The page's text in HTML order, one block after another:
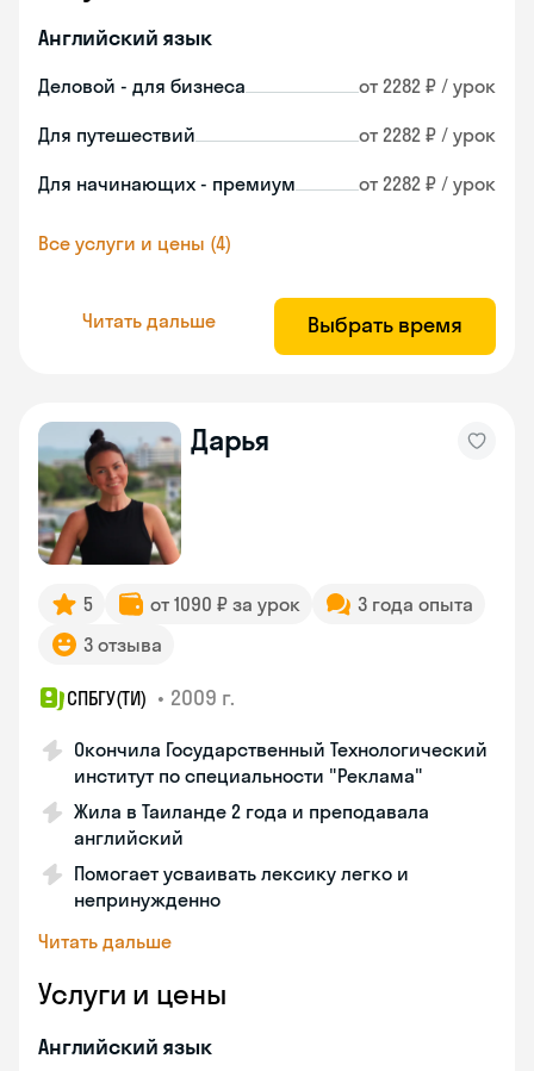
Английский язык
Деловой - для бизнеса от 2282 ₽ / урок
Для путешествий от 2282 ₽ / урок
Для начинающих - премиум от 2282 ₽ / урок
Все услуги и цены (4)
Читать дальше Выбрать время
Дарья
5 от 1090 ₽ за урок
3 года опыта
3 отзыва
СПБГУ(ТИ) • 2009 г.
Окончила Государственный Технологический
институт по специальности "Реклама"
Жила в Таиланде 2 года и преподавала
английский
Помогает усваивать лексику легко и
непринужденно
Читать дальше
Услуги и цены
Английский язык